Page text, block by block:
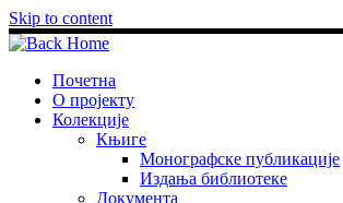
Skip to content
Почетна
О пројекту
Колекције
Књиге
Монографске публикације
Издања библиотеке
Документа